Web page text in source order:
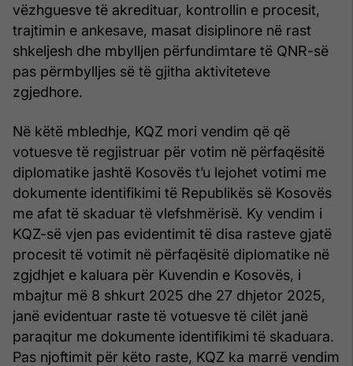
vëzhguesve të akredituar, kontrollin e procesit,
trajtimin e ankesave, masat disiplinore në rast
shkeljesh dhe mbylljen përfundimtare të QNR-së
pas përmbylljes së të gjitha aktiviteteve
zgjedhore.
Në këtë mbledhje, KQZ mori vendim që që
votuesve të regjistruar për votim në përfaqësitë
diplomatike jashtë Kosovës t’u lejohet votimi me
dokumente identifikimi të Republikës së Kosovës
me afat të skaduar të vlefshmërisë. Ky vendim i
KQZ-së vjen pas evidentimit të disa rasteve gjatë
procesit të votimit në përfaqësitë diplomatike në
zgjdhjet e kaluara për Kuvendin e Kosovës, i
mbajtur më 8 shkurt 2025 dhe 27 dhjetor 2025,
janë evidentuar raste të votuesve të cilët janë
paraqitur me dokumente identifikimi të skaduara.
Pas njoftimit për këto raste, KQZ ka marrë vendim